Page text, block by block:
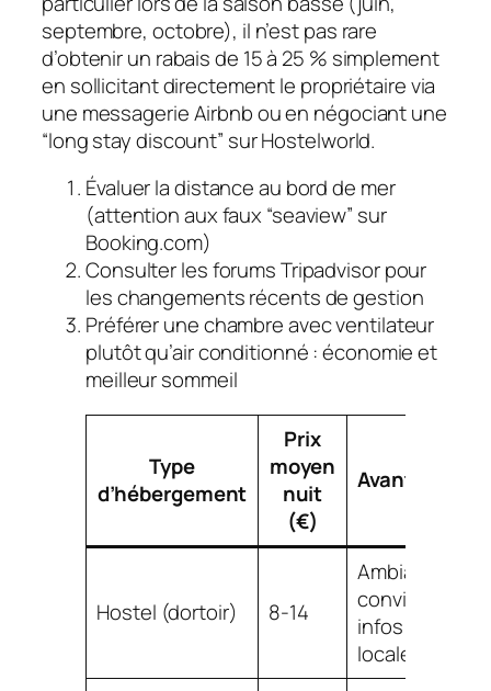
septembre, octobre), il n’est pas rare
d’obtenir un rabais de 15 à 25 % simplement
en sollicitant directement le propriétaire via
une messagerie Airbnb ou en négociant une
“long stay discount” sur Hostelworld.
Évaluer la distance au bord de mer
(attention aux faux “seaview” sur
Booking.com)
Consulter les forums Tripadvisor pour
les changements récents de gestion
Préférer une chambre avec ventilateur
plutôt qu’air conditionné : économie et
meilleur sommeil
Type
d’hébergement
Prix
moyen
nuit
(€)
Avantages
Hostel (dortoir) 8-14
Ambiance
conviviale,
infos
locales